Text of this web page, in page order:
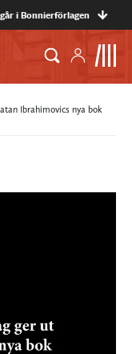
i Bonnierförlagen
Ibrahimovics nya bok